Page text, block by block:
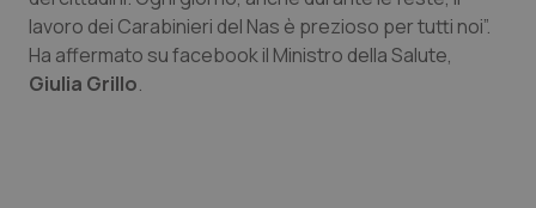
Tumori del Polmone & Testa Collo
Tumori gastrointestinali
lavoro dei Carabinieri del Nas è prezioso per tutti noi”.
Ha affermato su facebook il Ministro della Salute,
Giulia Grillo.